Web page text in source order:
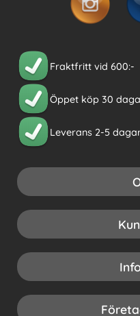
Fraktfritt vid 600:-
Öppet köp 30
Leverans 2-5